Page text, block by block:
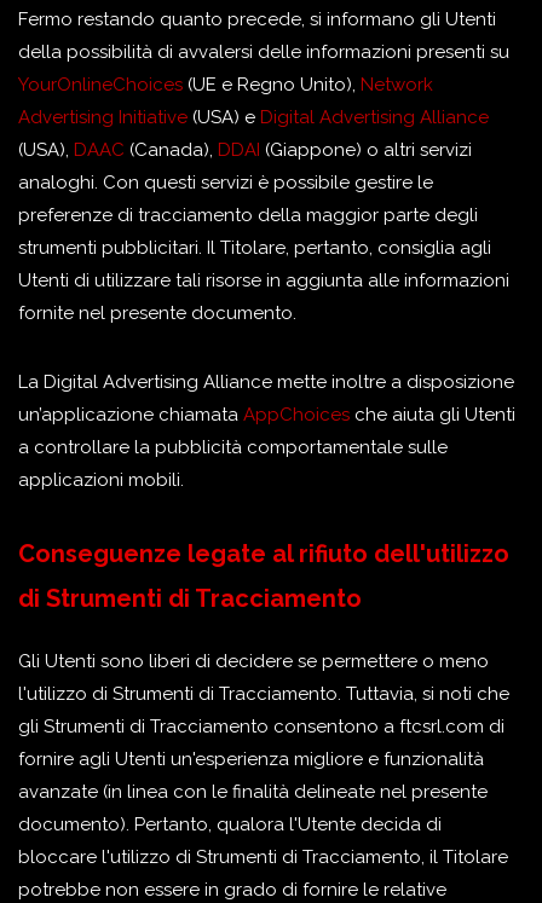
Fermo restando quanto precede, si informano gli Utenti
della possibilità di avvalersi delle informazioni presenti su
YourOnlineChoices (UE e Regno Unito), Network
Advertising Initiative (USA) e Digital Advertising Alliance
(USA), DAAC (Canada), DDAI (Giappone) o altri servizi
analoghi. Con questi servizi è possibile gestire le
preferenze di tracciamento della maggior parte degli
strumenti pubblicitari. Il Titolare, pertanto, consiglia agli
Utenti di utilizzare tali risorse in aggiunta alle informazioni
fornite nel presente documento.
La Digital Advertising Alliance mette inoltre a disposizione
un’applicazione chiamata AppChoices che aiuta gli Utenti
a controllare la pubblicità comportamentale sulle
applicazioni mobili.
Conseguenze legate al rifiuto dell'utilizzo
di Strumenti di Tracciamento
Gli Utenti sono liberi di decidere se permettere o meno
l'utilizzo di Strumenti di Tracciamento. Tuttavia, si noti che
gli Strumenti di Tracciamento consentono a ftcsrl.com di
fornire agli Utenti un'esperienza migliore e funzionalità
avanzate (in linea con le finalità delineate nel presente
documento). Pertanto, qualora l'Utente decida di
bloccare l'utilizzo di Strumenti di Tracciamento, il Titolare
potrebbe non essere in grado di fornire le relative